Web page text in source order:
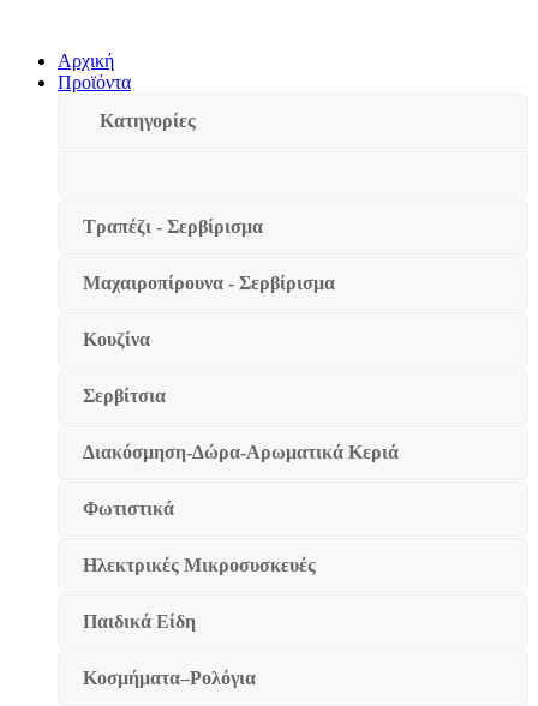
Αρχική
Προϊόντα
Κατηγορίες
Τραπέζι - Σερβίρισμα
Μαχαιροπίρουνα - Σερβίρισμα
Κουζίνα
Σερβίτσια
Διακόσμηση-Δώρα-Αρωματικά Κεριά
Φωτιστικά
Ηλεκτρικές Μικροσυσκευές
Παιδικά Είδη
Κοσμήματα–Ρολόγια